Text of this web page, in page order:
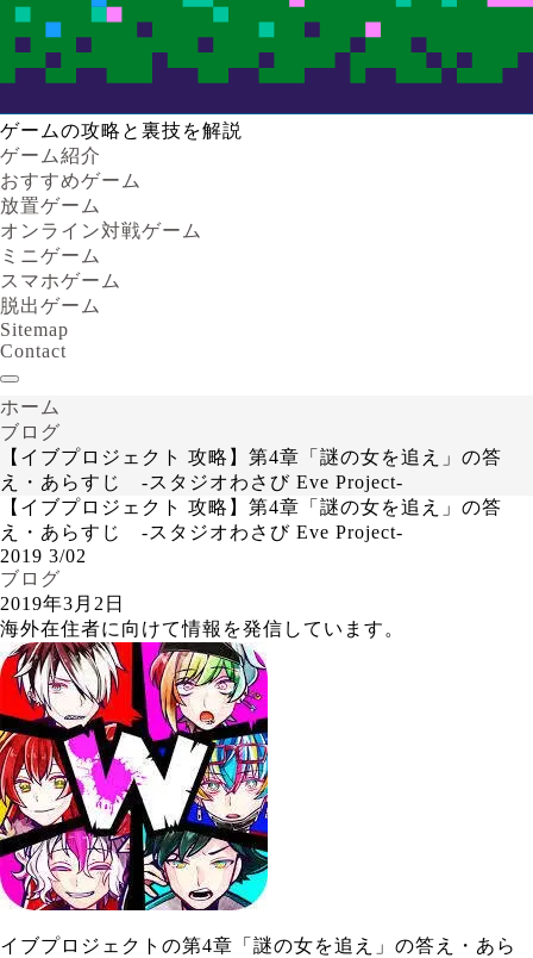
ゲームの攻略と裏技を解説
ゲーム紹介
おすすめゲーム
放置ゲーム
オンライン対戦ゲーム
ミニゲーム
スマホゲーム
脱出ゲーム
Sitemap
Contact
ホーム
ブログ
【イブプロジェクト 攻略】第4章「謎の女を追え」の答
え・あらすじ -スタジオわさび Eve Project-
【イブプロジェクト 攻略】第4章「謎の女を追え」の答
え・あらすじ -スタジオわさび Eve Project-
2019 3/02
ブログ
2019年3月2日
海外在住者に向けて情報を発信しています。
イブプロジェクトの第4章「謎の女を追え」の答え・あら